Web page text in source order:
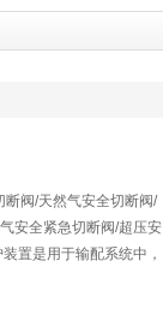
断阀/天然气安全切断阀/
安全紧急切断阀/超压安
置是用于输配系统中，
值时，切断阀无须外加能
急切断。具有动作精度